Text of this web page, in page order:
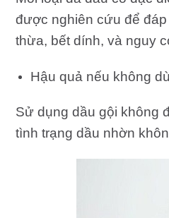
được nghiên cứu để
thừa, bết dính, và nguy
Hậu quả nếu không
Sử dụng dầu gội không
tình trạng dầu nhờn